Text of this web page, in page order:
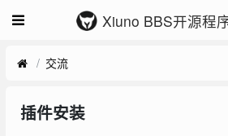
Xiuno BBS开源程
交流
插件安装